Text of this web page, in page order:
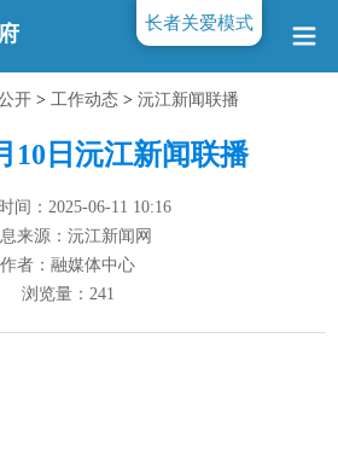
开 > 工作动态 > 沅江新闻联播
10日沅江新闻联播
间：2025-06-11 10:16
来源：沅江新闻网
作者：融媒体中心
浏览量： 241
长者关爱模式